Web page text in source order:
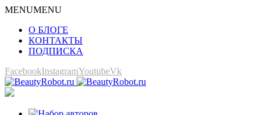
MENUMENU
О БЛОГЕ
КОНТАКТЫ
ПОДПИСКА
FacebookInstagramYoutubeVk